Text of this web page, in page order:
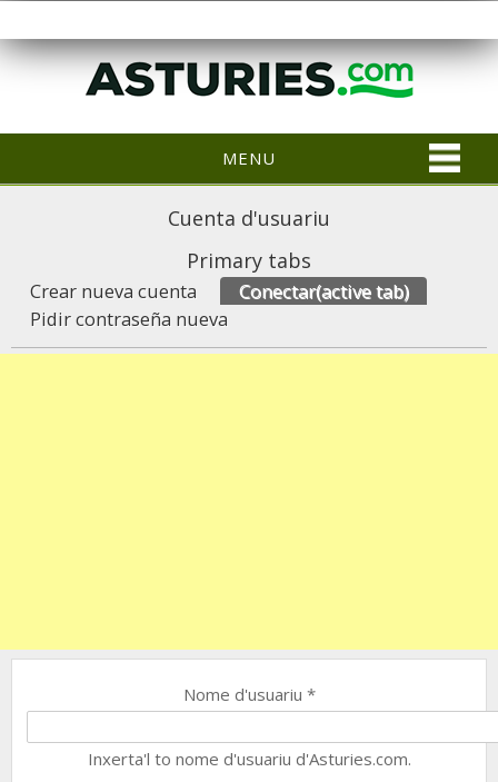
MENU
Cuenta d'usuariu
Primary tabs
Crear nueva cuenta Conectar(active tab)
Pidir contraseña nueva
Nome d'usuariu *
Inxerta'l to nome d'usuariu d'Asturies.com.